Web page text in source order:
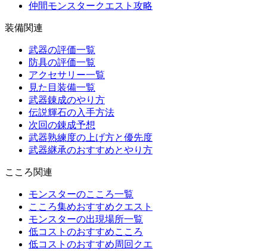
仲間モンスタークエスト攻略
装備関連
武器の評価一覧
防具の評価一覧
アクセサリー一覧
見た目装備一覧
武器錬成のやり方
伝説輝石の入手方法
次回の錬成予想
武器熟練度の上げ方と優先度
武器継承のおすすめとやり方
こころ関連
モンスターのこころ一覧
こころ集めおすすめクエスト
モンスターの出現場所一覧
低コストのおすすめこころ
低コストのおすすめ周回クエ